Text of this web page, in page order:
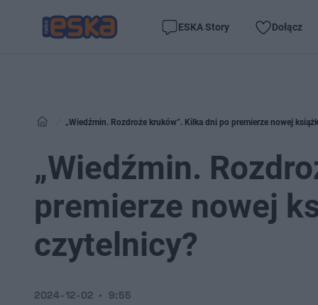
ESKA Story Dołącz
„Wiedźmin. Rozdroże kruków”. Kilka dni po premierze nowej
„Wiedźmin.
premierze nowej
czytelnicy?
2024-12-02 9:55